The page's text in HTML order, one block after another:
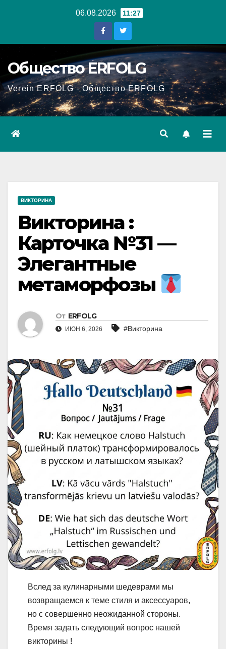
06.08.2026 11:27
Общество ERFOLG
Verein ERFOLG - Общество ERFOLG
ВИКТОРИНА
Викторина :
Карточка №31 —
Элегантные
метаморфозы
От ERFOLG
ИЮН 6, 2026 #Викторина
Вслед за кулинарными шедеврами мы
возвращаемся к теме стиля и аксессуаров,
но с совершенно неожиданной стороны.
Время задать следующий вопрос нашей
викторины !